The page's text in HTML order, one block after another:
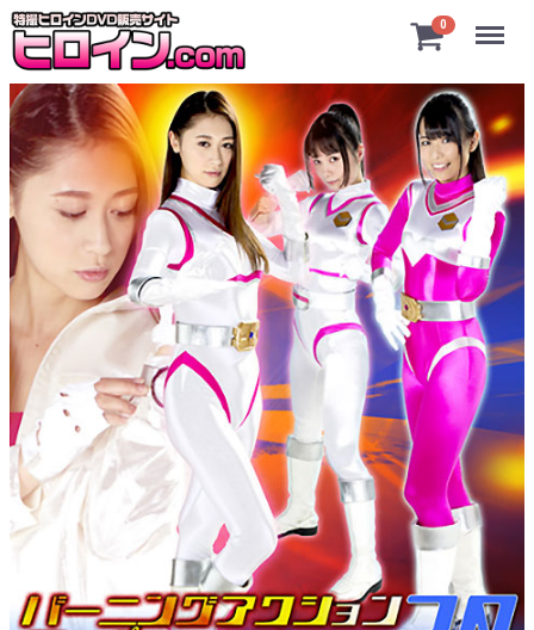
0 Menu